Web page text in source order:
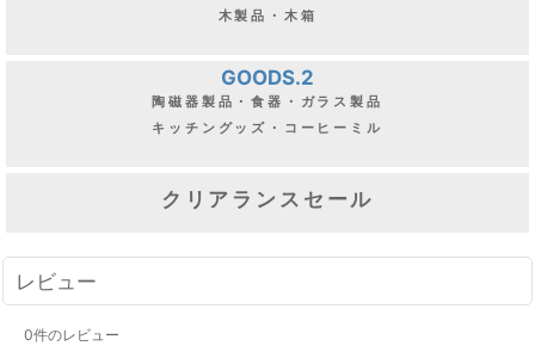
木製品・木箱
GOODS.2
陶磁器製品・食器・ガラス製品
キッチングッズ・コーヒーミル
クリアランスセール
レビュー
0件のレビュー